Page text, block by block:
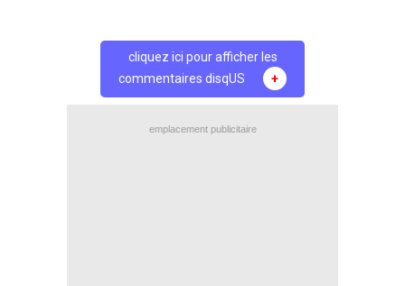
cliquez ici pour afficher les
commentaires disqUS
+
emplacement publicitaire